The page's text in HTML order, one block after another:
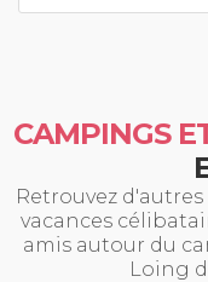
CAMPINGS
Retrouvez
vacances
amis autour du
Loing